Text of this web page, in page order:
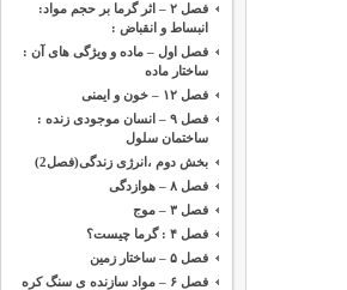
فصل ۲ – اثر گرما بر حجم مواد:
انبساط و انقباض :
فصل اول – ماده و ویژگی های آن :
ساختار ماده
فصل ۱۲ – خون و ایمنی
فصل ۹ – انسان موجودی زنده :
ساختمان سلول
بخش دوم ،‌انرژی زندگی(فصل2)
فصل ۸ – هوازدگی
فصل ۳ – موج
فصل ۴ : گرما چیست؟
فصل ۵ – ساختار زمین
فصل ۶ – مواد سازنده ی سنگ کره